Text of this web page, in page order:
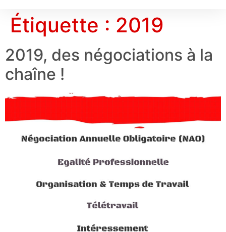
Étiquette : 2019
2019, des négociations à la
chaîne !